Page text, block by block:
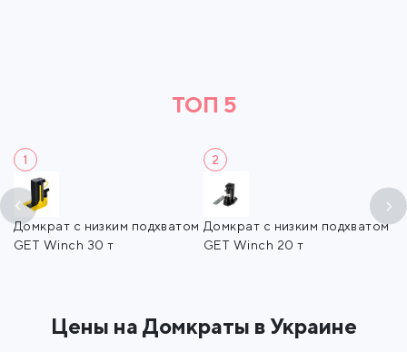
ТОП 5
1
Домкрат с низким подхватом
GET Winch 30 т
2
Домкрат с низким подхватом
GET Winch 20 т
Цены на Домкраты в Украине